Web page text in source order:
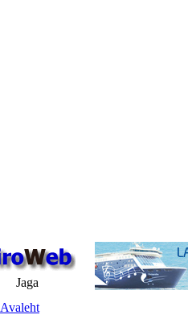
Jaga
Avaleht